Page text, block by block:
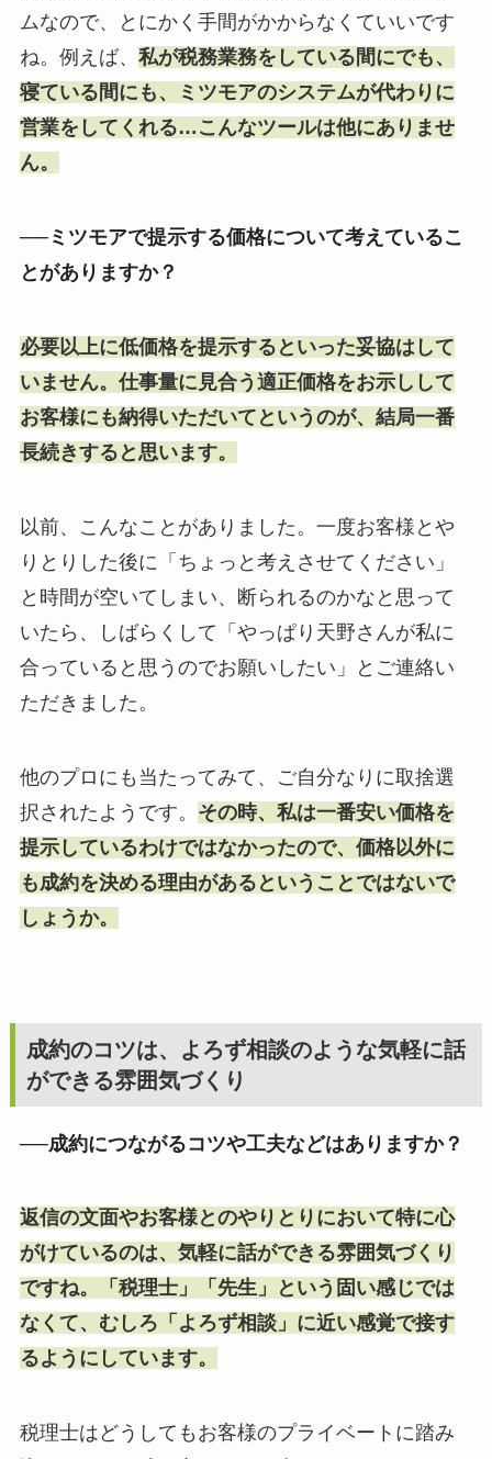
ムなので、とにかく手間がかからなくていいです
ね。例えば、 私が税務業務をしている間にでも、
寝ている間にも、ミツモアのシステムが代わりに
営業をしてくれる…こんなツールは他にありませ
ん。
──ミツモアで提示する価格について考えているこ
とがありますか？
必要以上に低価格を提示するといった妥協はして
いません。仕事量に見合う適正価格をお示しして
お客様にも納得いただいてというのが、結局一番
長続きすると思います。
以前、こんなことがありました。一度お客様とや
りとりした後に「ちょっと考えさせてください」
と時間が空いてしまい、断られるのかなと思って
いたら、しばらくして「やっぱり天野さんが私に
合っていると思うのでお願いしたい」とご連絡い
ただきました。
他のプロにも当たってみて、ご自分なりに取捨選
択されたようです。 その時、私は一番安い価格を
提示しているわけではなかったので、価格以外に
も成約を決める理由があるということではないで
しょうか。
成約のコツは、よろず相談のような気軽に話
ができる雰囲気づくり
──成約につながるコツや工夫などはありますか？
返信の文面やお客様とのやりとりにおいて特に心
がけているのは、気軽に話ができる雰囲気づくり
ですね。「税理士」「先生」という固い感じでは
なくて、むしろ「よろず相談」に近い感覚で接す
るようにしています。
税理士はどうしてもお客様のプライベートに踏み